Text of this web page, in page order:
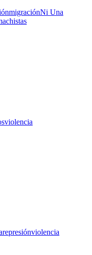
migraciónNi Una
violencia
represiónviolencia